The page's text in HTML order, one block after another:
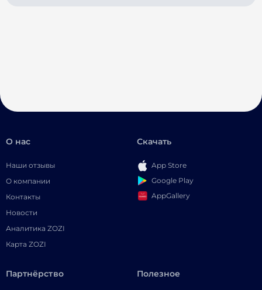
О нас
Наши отзывы
О компании
Контакты
Новости
Аналитика ZOZI
Карта ZOZI
Скачать
App Store
Google Play
AppGallery
Партнёрство Полезное